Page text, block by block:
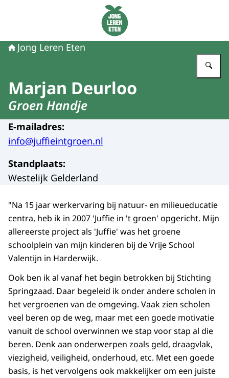
Naar de homepage van Jong Leren Eten
Jong Leren Eten
Marjan Deurloo
Groen Handje
E-mailadres:
info@juffieintgroen.nl
Standplaats:
Westelijk Gelderland
"Na 15 jaar werkervaring bij natuur- en milieueducatie
centra, heb ik in 2007 'Juffie in 't groen' opgericht. Mijn
allereerste project als 'Juffie' was het groene
schoolplein van mijn kinderen bij de Vrije School
Valentijn in Harderwijk.
Ook ben ik al vanaf het begin betrokken bij Stichting
Springzaad. Daar begeleid ik onder andere scholen in
het vergroenen van de omgeving. Vaak zien scholen
veel beren op de weg, maar met een goede motivatie
vanuit de school overwinnen we stap voor stap al die
beren. Denk aan onderwerpen zoals geld, draagvlak,
viezigheid, veiligheid, onderhoud, etc. Met een goede
basis, is het vervolgens ook makkelijker om een juiste